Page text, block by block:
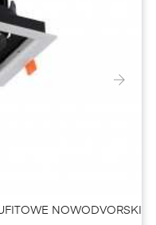
NOWODVORSKI